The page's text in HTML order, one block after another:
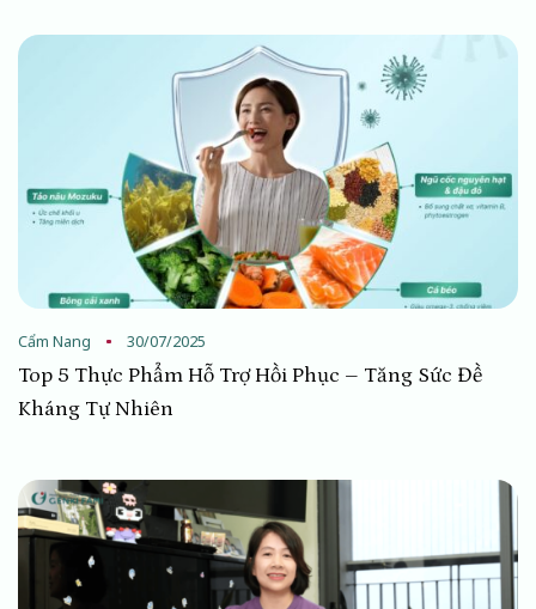
Cẩm Nang 30/07/2025
Top 5 Thực Phẩm Hỗ Trợ Hồi Phục – Tăng Sức Đề
Kháng Tự Nhiên